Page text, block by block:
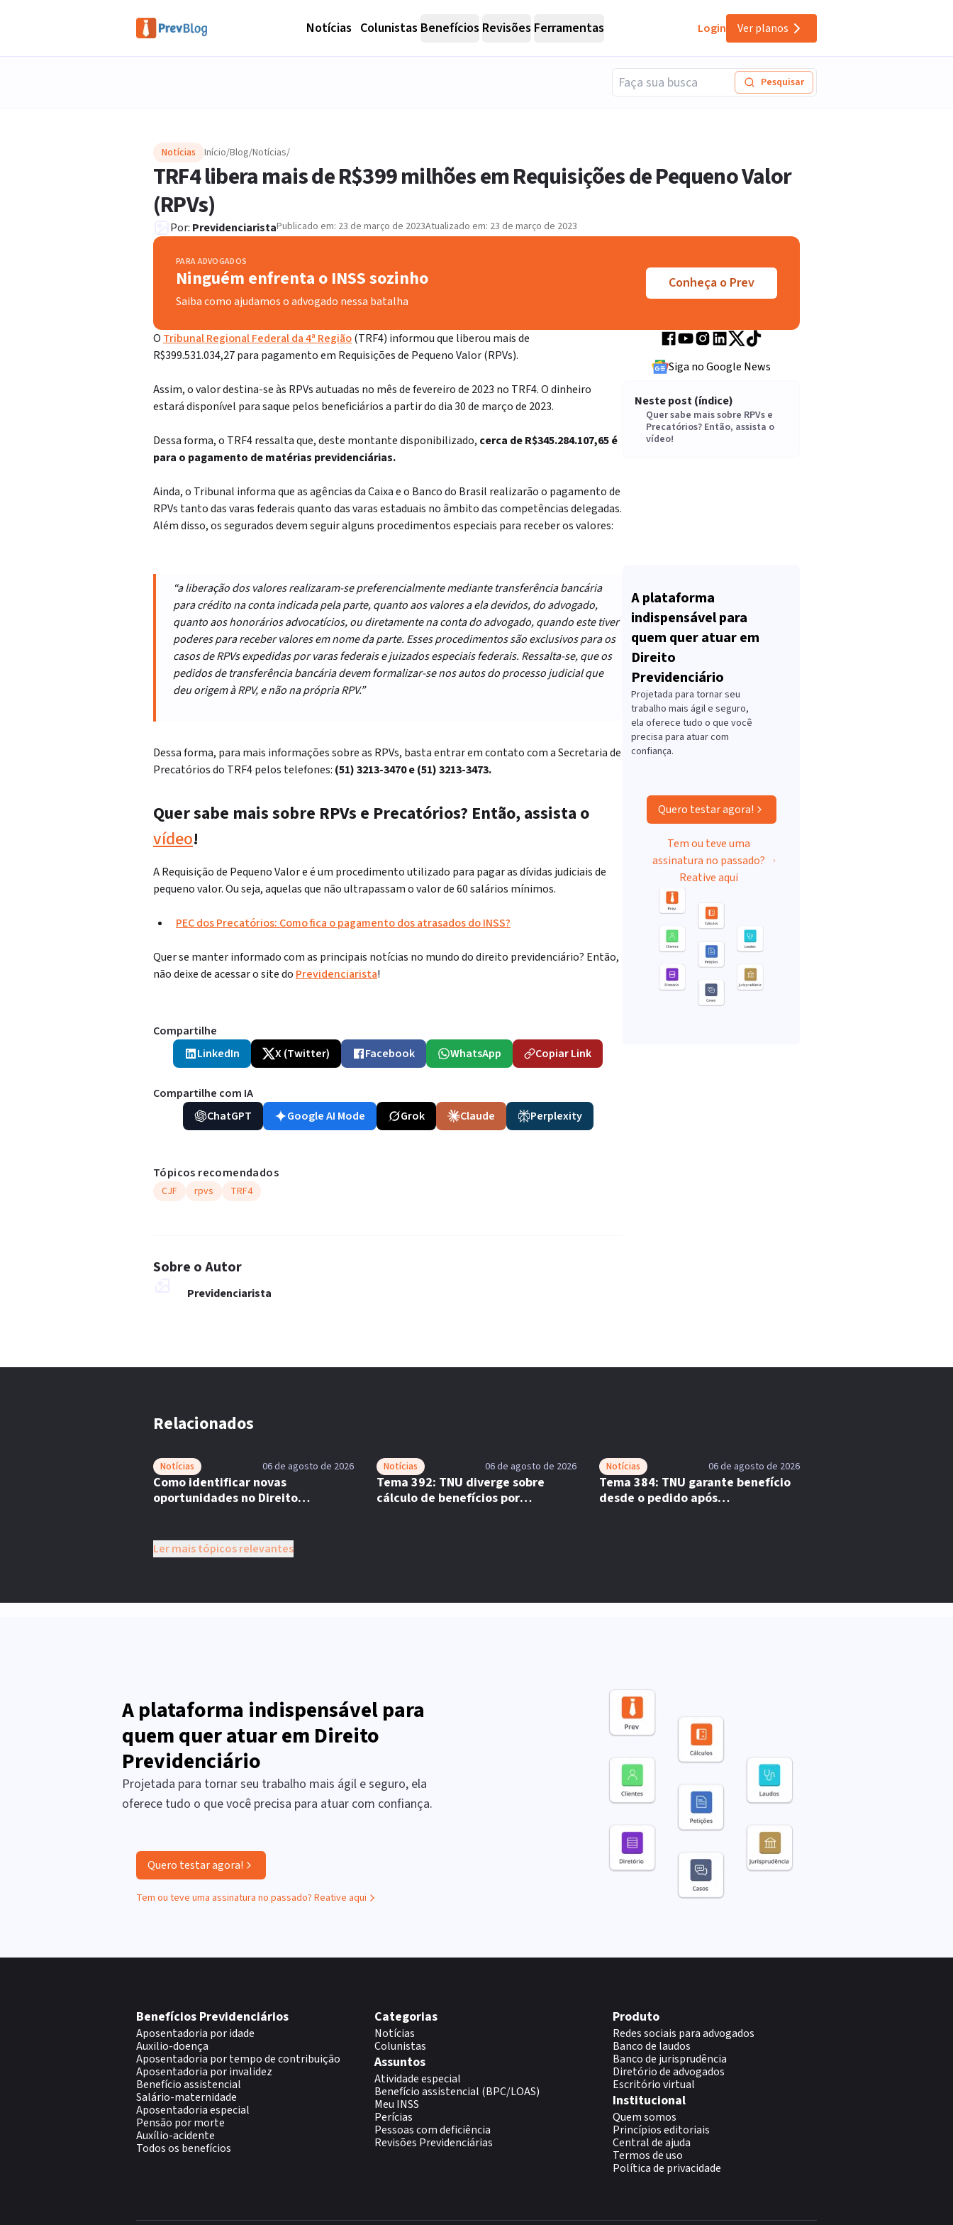
Notícias Colunistas Benefícios Revisões Ferramentas Login Ver planos
Pesquisar
Notícias Início/Blog/Notícias/
TRF4 libera mais de R$399 milhões em Requisições de Pequeno Valor
(RPVs)
Por: PrevidenciaristaPublicado em: 23 de março de 2023Atualizado em: 23 de março de 2023
PARA ADVOGADOS
Ninguém enfrenta o INSS sozinho
Saiba como ajudamos o advogado nessa batalha
Conheça o Prev
O Tribunal Regional Federal da 4ª Região(TRF4) informou que liberou mais de
R$399.531.034,27para pagamento em Requisições de Pequeno Valor (RPVs).
Assim, o valor destina-se às RPVs autuadas no mês de fevereiro de 2023 no TRF4. O dinheiro
estará disponível para saque pelos beneficiáriosa partir do dia 30 de março de 2023.
Dessa forma, o TRF4 ressalta que, deste montante disponibilizado, cerca de R$345.284.107,65é
para o pagamento de matérias previdenciárias.
Ainda, o Tribunal informa que as agências da Caixa e o Banco do Brasil realizarão o pagamento de
RPVs tanto das varas federais quanto das varas estaduais no âmbito das competências delegadas.
Além disso, os segurados devem seguir alguns procedimentos especiais para receber os valores:
Siga no Google News
Neste post (índice)
Quer sabe mais sobre RPVs e
Precatórios? Então, assista o
vídeo!
“a liberação dos valores realizaram-se preferencialmente mediante transferência bancária
para crédito na conta indicada pela parte, quanto aos valores a ela devidos, do advogado,
quanto aos honorários advocatícios, ou diretamente na conta do advogado, quando este tiver
poderes para receber valores em nome da parte. Esses procedimentos são exclusivos para os
casos de RPVs expedidas por varas federais e juizados especiais federais. Ressalta-se, que os
pedidos de transferência bancária devem formalizar-se nos autos do processo judicial que
deu origem à RPV, e não na própria RPV.”
Dessa forma, para mais informações sobre as RPVs, basta entrar em contato com a Secretaria de
Precatórios do TRF4 pelos telefones: (51) 3213-3470 e (51) 3213-3473.
Quer sabe mais sobre RPVs e Precatórios? Então, assista o
vídeo!
A Requisição de Pequeno Valor e é um procedimento utilizado para pagar as dívidas judiciais de
pequeno valor. Ou seja, aquelas que não ultrapassam o valor de 60 salários mínimos.
PEC dos Precatórios: Como fica o pagamento dos atrasados do INSS?
Quer se manter informado com as principais notícias no mundo do direito previdenciário? Então,
não deixe de acessar o site do Previdenciarista!
Compartilhe
LinkedIn
X (Twitter) Facebook WhatsApp Copiar Link
Compartilhe com IA
ChatGPT
Google AI Mode Grok Claude Perplexity
Tópicos recomendados
CJF rpvs TRF4
Sobre o Autor
Previdenciarista
A plataforma
indispensável para
quem quer atuar em
Direito
Previdenciário
Projetada para tornar seu
trabalho mais ágil e seguro,
ela oferece tudo o que você
precisa para atuar com
confiança.
Quero testar agora!
Tem ou teve uma
assinatura no passado?
Reative aqui
Relacionados
Notícias 06 de agosto de 2026
Como identificar novas
oportunidades no Direito
Notícias 06 de agosto de 2026
Tema 392: TNU diverge sobre
cálculo de benefícios por
Notícias 06 de agosto de 2026
Tema 384: TNU garante benefício
desde o pedido após
Ler mais tópicos relevantes
A plataforma indispensável para
quem quer atuar em Direito
Previdenciário
Projetada para tornar seu trabalho mais ágil e seguro, ela
oferece tudo o que você precisa para atuar com confiança.
Quero testar agora!
Tem ou teve uma assinatura no passado? Reative aqui
Benefícios Previdenciários
Aposentadoria por idade
Auxilio-doença
Aposentadoria por tempo de contribuição
Aposentadoria por invalidez
Benefício assistencial
Salário-maternidade
Aposentadoria especial
Pensão por morte
Auxílio-acidente
Todos os benefícios
Categorias
Notícias
Colunistas
Assuntos
Atividade especial
Benefício assistencial (BPC/LOAS)
Meu INSS
Perícias
Pessoas com deficiência
Revisões Previdenciárias
Produto
Redes sociais para advogados
Banco de laudos
Banco de jurisprudência
Diretório de advogados
Escritório virtual
Institucional
Quem somos
Princípios editoriais
Central de ajuda
Termos de uso
Política de privacidade